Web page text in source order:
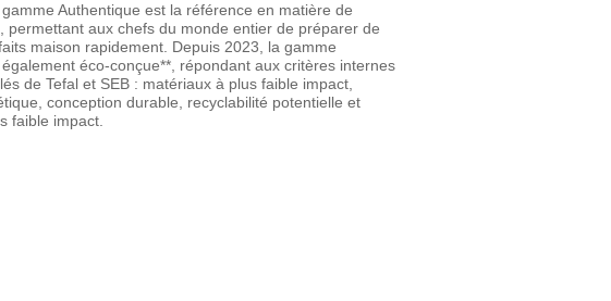
Authentique est la référence en matière de
permettant aux chefs du monde entier de préparer de
maison rapidement. Depuis 2023, la gamme
éco-conçue**, répondant aux critères internes
de Tefal et SEB : matériaux à plus faible impact,
conception durable, recyclabilité potentielle et
faible impact.